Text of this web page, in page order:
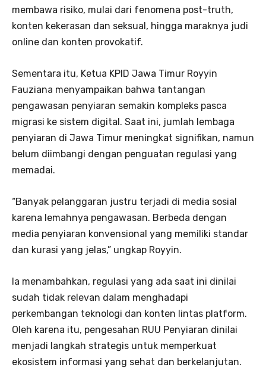
membawa risiko, mulai dari fenomena post-truth,
konten kekerasan dan seksual, hingga maraknya judi
online dan konten provokatif.
Sementara itu, Ketua KPID Jawa Timur Royyin
Fauziana menyampaikan bahwa tantangan
pengawasan penyiaran semakin kompleks pasca
migrasi ke sistem digital. Saat ini, jumlah lembaga
penyiaran di Jawa Timur meningkat signifikan, namun
belum diimbangi dengan penguatan regulasi yang
memadai.
“Banyak pelanggaran justru terjadi di media sosial
karena lemahnya pengawasan. Berbeda dengan
media penyiaran konvensional yang memiliki standar
dan kurasi yang jelas,” ungkap Royyin.
Ia menambahkan, regulasi yang ada saat ini dinilai
sudah tidak relevan dalam menghadapi
perkembangan teknologi dan konten lintas platform.
Oleh karena itu, pengesahan RUU Penyiaran dinilai
menjadi langkah strategis untuk memperkuat
ekosistem informasi yang sehat dan berkelanjutan.